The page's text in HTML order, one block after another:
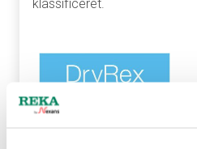
klassificeret.